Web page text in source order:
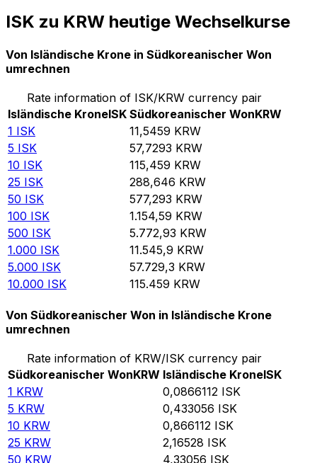
ISK zu KRW heutige Wechselkurse
Von Isländische Krone in Südkoreanischer Won
umrechnen
Rate information of ISK/KRW currency pair
Isländische KroneISK Südkoreanischer WonKRW
1 ISK 11,5459 KRW
5 ISK 57,7293 KRW
10 ISK 115,459 KRW
25 ISK 288,646 KRW
50 ISK 577,293 KRW
100 ISK 1.154,59 KRW
500 ISK 5.772,93 KRW
1.000 ISK 11.545,9 KRW
5.000 ISK 57.729,3 KRW
10.000 ISK 115.459 KRW
Von Südkoreanischer Won in Isländische Krone
umrechnen
Rate information of KRW/ISK currency pair
Südkoreanischer WonKRW Isländische KroneISK
1 KRW 0,0866112 ISK
5 KRW 0,433056 ISK
10 KRW 0,866112 ISK
25 KRW 2,16528 ISK
50 KRW 4,33056 ISK